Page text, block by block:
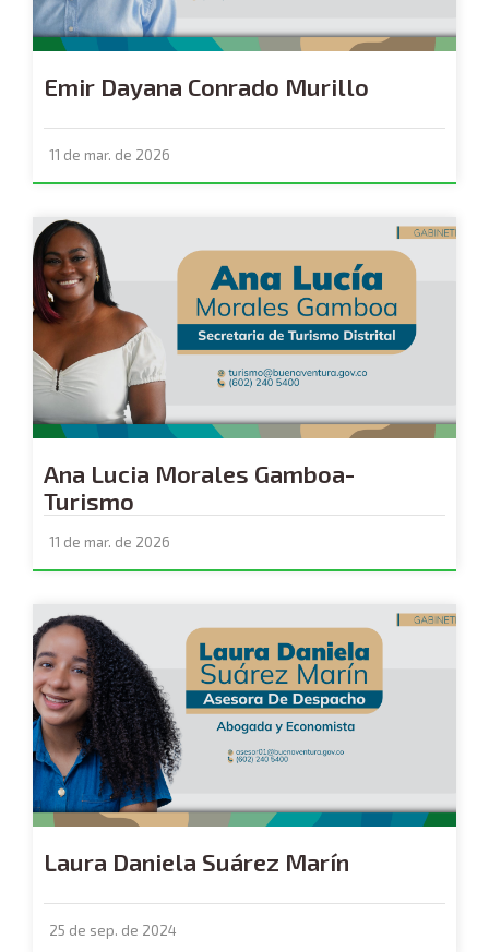
Emir Dayana Conrado Murillo
11 de mar. de 2026
Ana Lucia Morales Gamboa-
Turismo
11 de mar. de 2026
Laura Daniela Suárez Marín
25 de sep. de 2024